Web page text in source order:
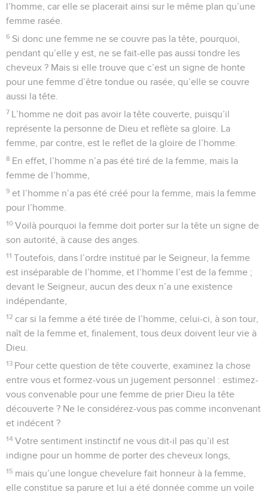
l’homme, car elle se placerait ainsi sur le même plan qu’une
femme rasée.
6 Si donc une femme ne se couvre pas la tête, pourquoi,
pendant qu’elle y est, ne se fait-elle pas aussi tondre les
cheveux ? Mais si elle trouve que c’est un signe de honte
pour une femme d’être tondue ou rasée, qu’elle se couvre
aussi la tête.
7 L’homme ne doit pas avoir la tête couverte, puisqu’il
représente la personne de Dieu et reflète sa gloire. La
femme, par contre, est le reflet de la gloire de l’homme.
8 En effet, l’homme n’a pas été tiré de la femme, mais la
femme de l’homme,
9 et l’homme n’a pas été créé pour la femme, mais la femme
pour l’homme.
10 Voilà pourquoi la femme doit porter sur la tête un signe de
son autorité, à cause des anges.
11 Toutefois, dans l’ordre institué par le Seigneur, la femme
est inséparable de l’homme, et l’homme l’est de la femme ;
devant le Seigneur, aucun des deux n’a une existence
indépendante,
12 car si la femme a été tirée de l’homme, celui-ci, à son tour,
naît de la femme et, finalement, tous deux doivent leur vie à
Dieu.
13 Pour cette question de tête couverte, examinez la chose
entre vous et formez-vous un jugement personnel : estimez-
vous convenable pour une femme de prier Dieu la tête
découverte ? Ne le considérez-vous pas comme inconvenant
et indécent ?
14 Votre sentiment instinctif ne vous dit-il pas qu’il est
indigne pour un homme de porter des cheveux longs,
15 mais qu’une longue chevelure fait honneur à la femme,
elle constitue sa parure et lui a été donnée comme un voile